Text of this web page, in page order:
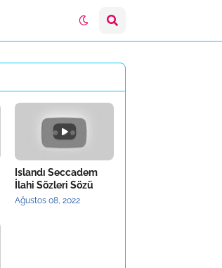
Islandı Seccadem
İlahi Sözleri Sözü
Ağustos 08, 2022